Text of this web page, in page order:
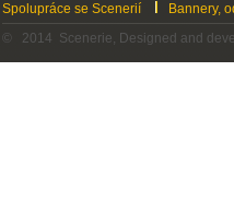
Spolupráce se Scenerií Bannery,
© 2014 Scenerie, Designed and